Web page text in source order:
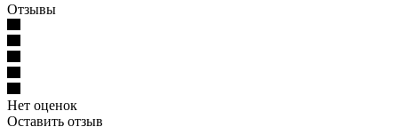
Отзывы
Нет оценок
Оставить отзыв